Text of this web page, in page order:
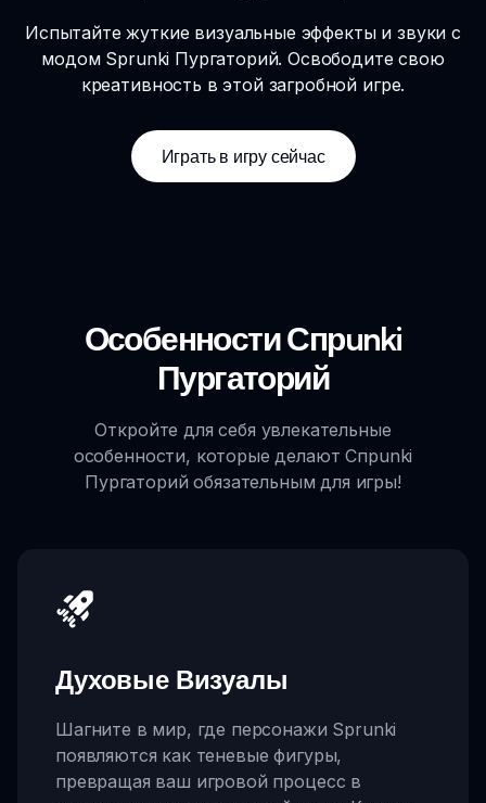
Испытайте жуткие визуальные эффекты и звуки с
модом Sprunki Пургаторий. Освободите свою
креативность в этой загробной игре.
Играть в игру сейчас
Особенности Спрunki
Пургаторий
Откройте для себя увлекательные
особенности, которые делают Спрunki
Пургаторий обязательным для игры!
Духовые Визуалы
Шагните в мир, где персонажи Sprunki
появляются как теневые фигуры,
превращая ваш игровой процесс в